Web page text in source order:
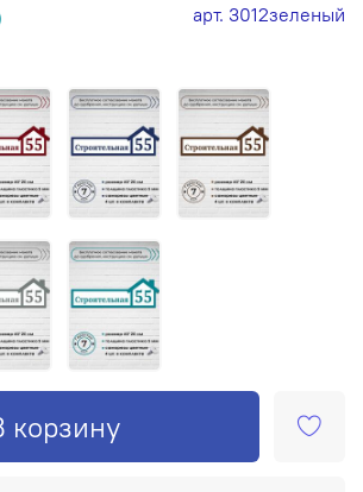
арт. 3012зеленый
корзину